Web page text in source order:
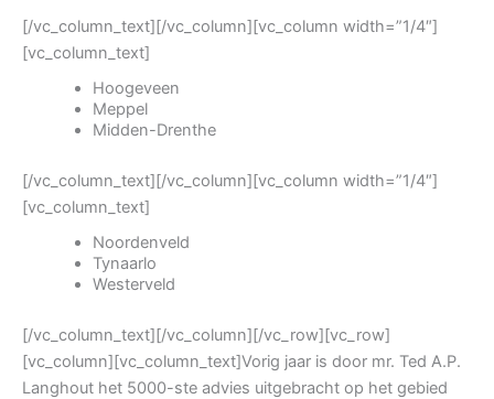
[/vc_column_text][/vc_column][vc_column width=”1/4″]
[vc_column_text]
Hoogeveen
Meppel
Midden-Drenthe
[/vc_column_text][/vc_column][vc_column width=”1/4″]
[vc_column_text]
Noordenveld
Tynaarlo
Westerveld
[/vc_column_text][/vc_column][/vc_row][vc_row]
[vc_column][vc_column_text]Vorig jaar is door mr. Ted A.P.
Langhout het 5000-ste advies uitgebracht op het gebied